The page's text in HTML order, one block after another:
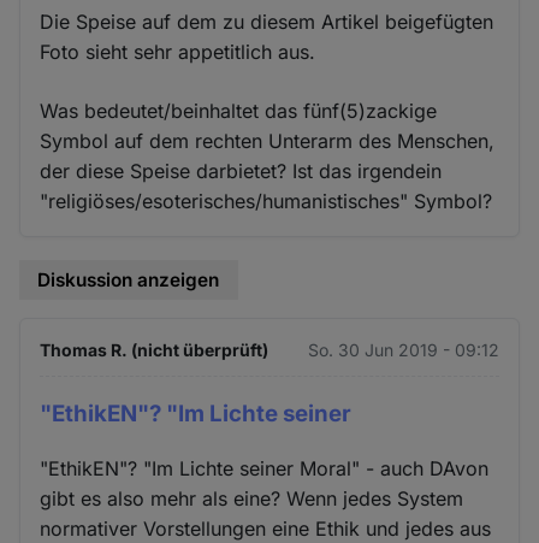
Die Speise auf dem zu diesem Artikel beigefügten
Foto sieht sehr appetitlich aus.
Was bedeutet/beinhaltet das fünf(5)zackige
Symbol auf dem rechten Unterarm des Menschen,
der diese Speise darbietet? Ist das irgendein
"religiöses/esoterisches/humanistisches" Symbol?
Diskussion anzeigen
Thomas R. (nicht überprüft) So. 30 Jun 2019 - 09:12
"EthikEN"? "Im Lichte seiner
"EthikEN"? "Im Lichte seiner Moral" - auch DAvon
gibt es also mehr als eine? Wenn jedes System
normativer Vorstellungen eine Ethik und jedes aus